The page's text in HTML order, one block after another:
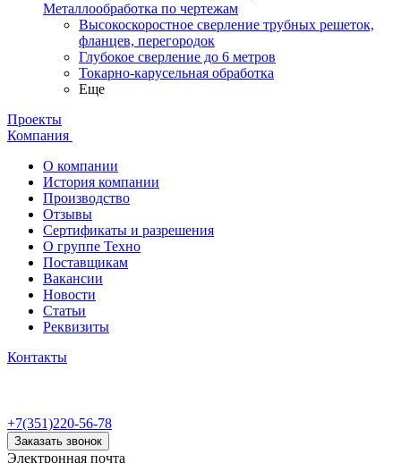
Металлообработка по чертежам
Высокоскоростное сверление трубных решеток,
фланцев, перегородок
Глубокое сверление до 6 метров
Токарно-карусельная обработка
Еще
Проекты
Компания
О компании
История компании
Производство
Отзывы
Сертификаты и разрешения
О группе Техно
Поставщикам
Вакансии
Новости
Статьи
Реквизиты
Контакты
+7(351)220-56-78
Заказать звонок
Электронная почта